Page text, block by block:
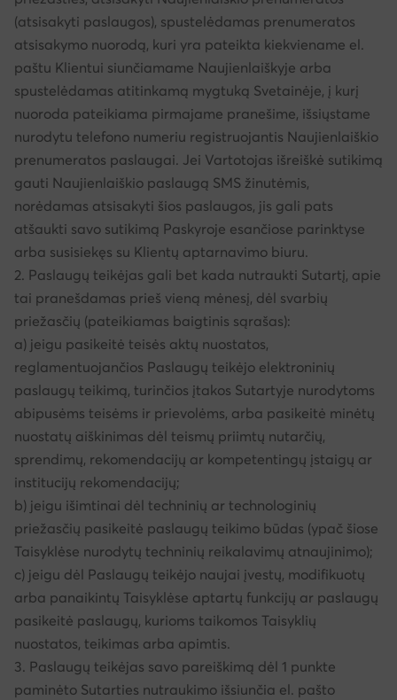
(atsisakyti paslaugos), spustelėdamas prenumeratos
atsisakymo nuorodą, kuri yra pateikta kiekviename el.
paštu Klientui siunčiamame Naujienlaiškyje arba
spustelėdamas atitinkamą mygtuką Svetainėje, į kurį
nuoroda pateikiama pirmajame pranešime, išsiųstame
nurodytu telefono numeriu registruojantis Naujienlaiškio
prenumeratos paslaugai. Jei Vartotojas išreiškė sutikimą
gauti Naujienlaiškio paslaugą SMS žinutėmis,
norėdamas atsisakyti šios paslaugos, jis gali pats
atšaukti savo sutikimą Paskyroje esančiose parinktyse
arba susisiekęs su Klientų aptarnavimo biuru.
2. Paslaugų teikėjas gali bet kada nutraukti Sutartį, apie
tai pranešdamas prieš vieną mėnesį, dėl svarbių
priežasčių (pateikiamas baigtinis sąrašas):
a) jeigu pasikeitė teisės aktų nuostatos,
reglamentuojančios Paslaugų teikėjo elektroninių
paslaugų teikimą, turinčios įtakos Sutartyje nurodytoms
abipusėms teisėms ir prievolėms, arba pasikeitė minėtų
nuostatų aiškinimas dėl teismų priimtų nutarčių,
sprendimų, rekomendacijų ar kompetentingų įstaigų ar
institucijų rekomendacijų;
b) jeigu išimtinai dėl techninių ar technologinių
priežasčių pasikeitė paslaugų teikimo būdas (ypač šiose
Taisyklėse nurodytų techninių reikalavimų atnaujinimo);
c) jeigu dėl Paslaugų teikėjo naujai įvestų, modifikuotų
arba panaikintų Taisyklėse aptartų funkcijų ar paslaugų
pasikeitė paslaugų, kurioms taikomos Taisyklių
nuostatos, teikimas arba apimtis.
3. Paslaugų teikėjas savo pareiškimą dėl 1 punkte
paminėto Sutarties nutraukimo išsiunčia el. pašto